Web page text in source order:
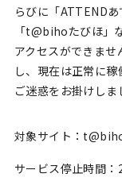
らびに「ATTENDあ
「t@bihoたびほ」
アクセスができま
し、現在は正常に稼
ご迷惑をお掛けしま
対象サイト：
サービス停止時間